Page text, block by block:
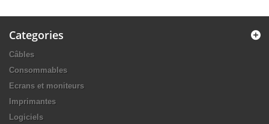
Categories
Câbles
Consommables
Ecrans et moniteurs
Imprimantes
Logiciels